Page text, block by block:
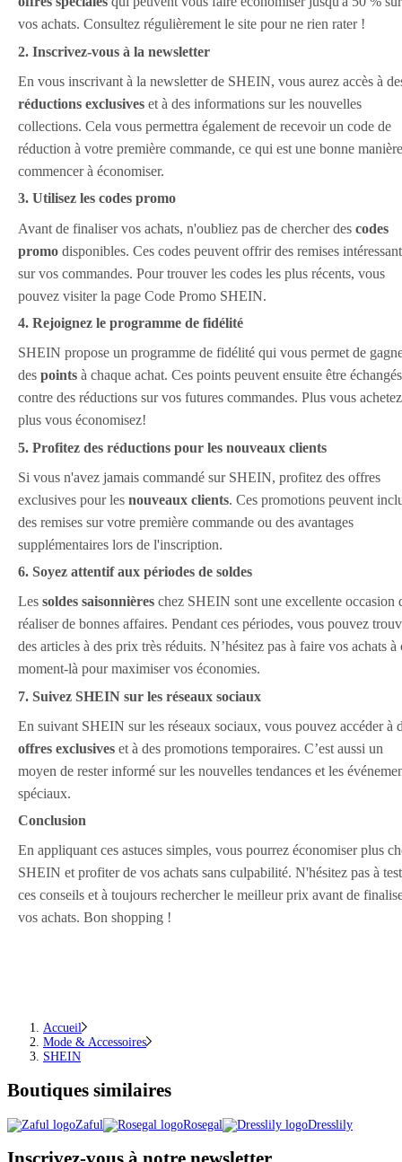
vos achats. Consultez régulièrement le site pour ne rien rater !
2. Inscrivez-vous à la newsletter
En vous inscrivant à la newsletter de SHEIN, vous aurez accès à
réductions exclusives et à des informations sur les nouvelles
collections. Cela vous permettra également de recevoir un code de
réduction à votre première commande, ce qui est une bonne
commencer à économiser.
3. Utilisez les codes promo
Avant de finaliser vos achats, n'oubliez pas de chercher des codes
promo disponibles. Ces codes peuvent offrir des remises
sur vos commandes. Pour trouver les codes les plus récents, vous
pouvez visiter la page Code Promo SHEIN.
4. Rejoignez le programme de fidélité
SHEIN propose un programme de fidélité qui vous permet de
des points à chaque achat. Ces points peuvent ensuite être échangés
contre des réductions sur vos futures commandes. Plus vous
plus vous économisez!
5. Profitez des réductions pour les nouveaux clients
Si vous n'avez jamais commandé sur SHEIN, profitez des offres
exclusives pour les nouveaux clients. Ces promotions peuvent
des remises sur votre première commande ou des avantages
supplémentaires lors de l'inscription.
6. Soyez attentif aux périodes de soldes
Les soldes saisonnières chez SHEIN sont une excellente occasion
réaliser de bonnes affaires. Pendant ces périodes, vous pouvez
des articles à des prix très réduits. N’hésitez pas à faire vos achats à
moment-là pour maximiser vos économies.
7. Suivez SHEIN sur les réseaux sociaux
En suivant SHEIN sur les réseaux sociaux, vous pouvez accéder à
offres exclusives et à des promotions temporaires. C’est aussi un
moyen de rester informé sur les nouvelles tendances et les
spéciaux.
Conclusion
En appliquant ces astuces simples, vous pourrez économiser plus
SHEIN et profiter de vos achats sans culpabilité. N'hésitez pas à
ces conseils et à toujours rechercher le meilleur prix avant de
vos achats. Bon shopping !
Accueil
Mode & Accessoires
SHEIN
Boutiques similaires
Zaful Rosegal Dresslily